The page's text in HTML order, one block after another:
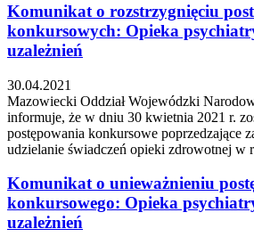
Komunikat o rozstrzygnięciu
konkursowych: Opieka
uzależnień
30.04.2021
Mazowiecki Oddział Wojewódzki
informuje, że w dniu 30 kwietnia 2021 r.
postępowania konkursowe poprzedzające
udzielanie świadczeń opieki zdrowotnej w
Komunikat o unieważnieniu
konkursowego: Opieka
uzależnień